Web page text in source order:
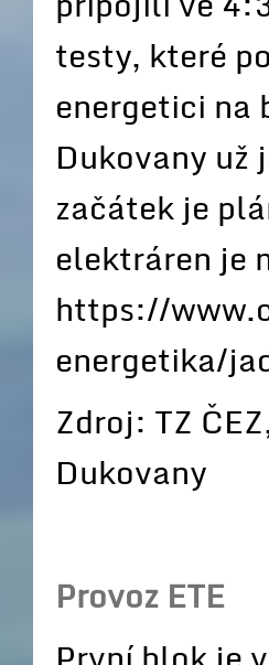
testy, které
energetici na
Dukovany
začátek je
elektráren je
https://
energetika/
Zdroj: TZ
Dukovany
Provoz ETE